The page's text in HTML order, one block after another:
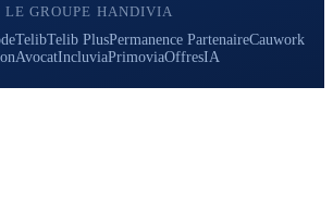
LE GROUPE HANDIVIA
TelibTelib PlusPermanence PartenaireCauwork
IncluviaPrimoviaOffresIA